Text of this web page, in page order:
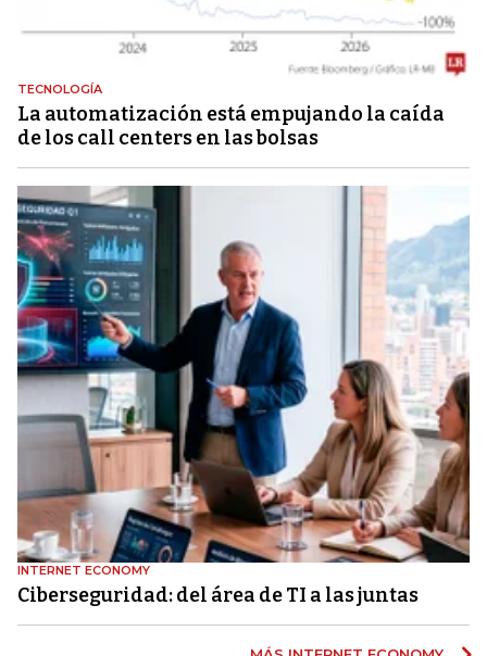
TECNOLOGÍA
La automatización está empujando la caída
de los call centers en las bolsas
INTERNET ECONOMY
Ciberseguridad: del área de TI a las juntas